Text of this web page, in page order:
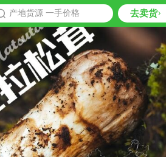
产地货源 一手价格 去卖货
推荐